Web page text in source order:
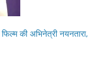
की अभिनेत्री नयनतारा,